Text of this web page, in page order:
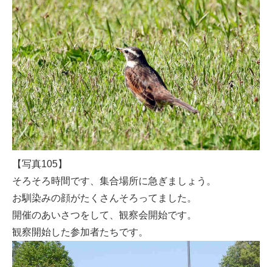
【写真105】
そろそろ時間です、集合場所に急ぎましょう。
お馴染みの顔がたくさんそろってました。
開催のあいさつをして、観察会開始です。
観察開始した参加者たちです。